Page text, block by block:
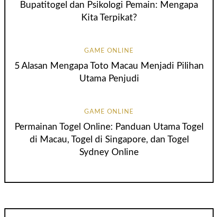
Bupatitogel dan Psikologi Pemain: Mengapa
Kita Terpikat?
GAME ONLINE
5 Alasan Mengapa Toto Macau Menjadi Pilihan
Utama Penjudi
GAME ONLINE
Permainan Togel Online: Panduan Utama Togel
di Macau, Togel di Singapore, dan Togel
Sydney Online